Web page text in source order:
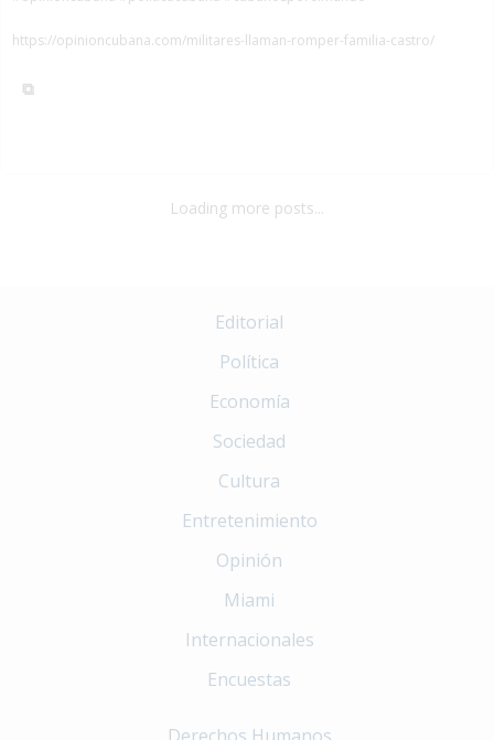
https://opinioncubana.com/militares-llaman-romper-familia-castro/
Loading more posts...
Editorial
Política
Economía
Sociedad
Cultura
Entretenimiento
Opinión
Miami
Internacionales
Encuestas